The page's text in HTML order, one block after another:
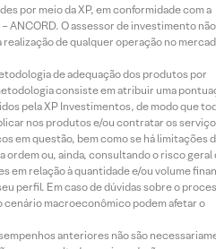
por meio da XP, em conformidade com a
ANCORD. O assessor de investimento
de qualquer operação no
de adequação dos produtos por
consiste em atribuir uma
pela XP Investimentos, de modo que
nos produtos e/ou contratar os
em questão, bem como se há limitações
ou, ainda, consultando o risco geral
em relação à quantidade e/ou volume
perfil. Em caso de dúvidas sobre o
cenário macroeconômico podem afetar o
anteriores não são